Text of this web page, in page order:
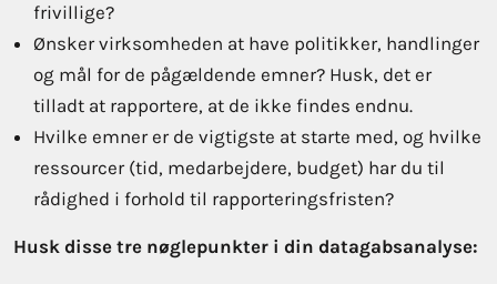
frivillige?
Ønsker virksomheden at have politikker, handlinger
og mål for de pågældende emner? Husk, det er
tilladt at rapportere, at de ikke findes endnu.
Hvilke emner er de vigtigste at starte med, og hvilke
ressourcer (tid, medarbejdere, budget) har du til
rådighed i forhold til rapporteringsfristen?
Husk disse tre nøglepunkter i din datagabsanalyse: